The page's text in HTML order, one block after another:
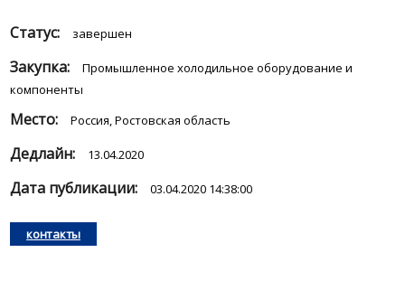
Статус: завершен
Закупка:
Промышленное холодильное оборудование и
компоненты
Место: Россия, Ростовская область
Дедлайн: 13.04.2020
Дата публикации: 03.04.2020 14:38:00
контакты